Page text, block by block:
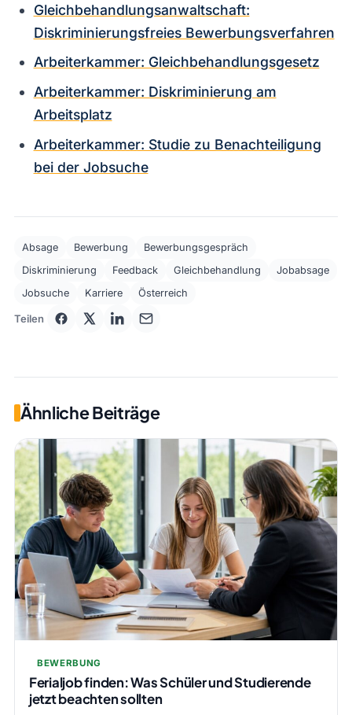
Gleichbehandlungsanwaltschaft:
Diskriminierungsfreies Bewerbungsverfahren
Arbeiterkammer: Gleichbehandlungsgesetz
Arbeiterkammer: Diskriminierung am
Arbeitsplatz
Arbeiterkammer: Studie zu Benachteiligung
bei der Jobsuche
Absage Bewerbung
Bewerbungsgespräch
Diskriminierung
Feedback Gleichbehandlung
Jobabsage
Jobsuche
Karriere Österreich
Teilen
Ähnliche Beiträge
BEWERBUNG
Ferialjob finden: Was Schüler und Studierende
jetzt beachten sollten